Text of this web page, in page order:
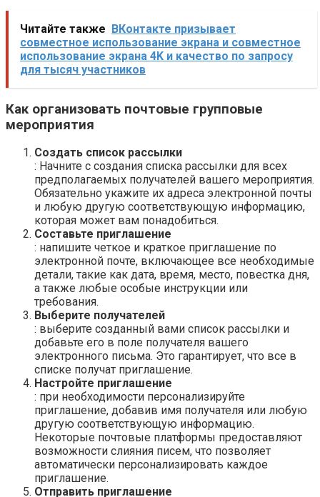
Читайте также ВКонтакте призывает
совместное использование экрана и совместное
использование экрана 4K и качество по запросу
для тысяч участников
Как организовать почтовые групповые
мероприятия
Создать список рассылки
: Начните с создания списка рассылки для всех
предполагаемых получателей вашего мероприятия.
Обязательно укажите их адреса электронной почты
и любую другую соответствующую информацию,
которая может вам понадобиться.
Составьте приглашение
: напишите четкое и краткое приглашение по
электронной почте, включающее все необходимые
детали, такие как дата, время, место, повестка дня,
а также любые особые инструкции или
требования.
Выберите получателей
: выберите созданный вами список рассылки и
добавьте его в поле получателя вашего
электронного письма. Это гарантирует, что все в
списке получат приглашение.
Настройте приглашение
: при необходимости персонализируйте
приглашение, добавив имя получателя или любую
другую соответствующую информацию.
Некоторые почтовые платформы предоставляют
возможности слияния писем, что позволяет
автоматически персонализировать каждое
приглашение.
Отправить приглашение